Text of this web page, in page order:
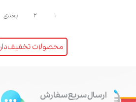
۱ ۲ بعدی
محصولات تخفیف‌دار
ارسال سریع سفارش